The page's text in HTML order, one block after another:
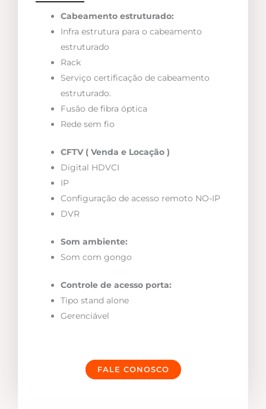
Cabeamento estruturado:
Infra estrutura para o cabeamento
estruturado
Rack
Serviço certificação de cabeamento
estruturado.
Fusão de fibra óptica
Rede sem fio
CFTV ( Venda e Locação )
Digital HDVCI
IP
Configuração de acesso remoto NO-IP
DVR
Som ambiente:
Som com gongo
Controle de acesso porta:
Tipo stand alone
Gerenciável
FALE CONOSCO